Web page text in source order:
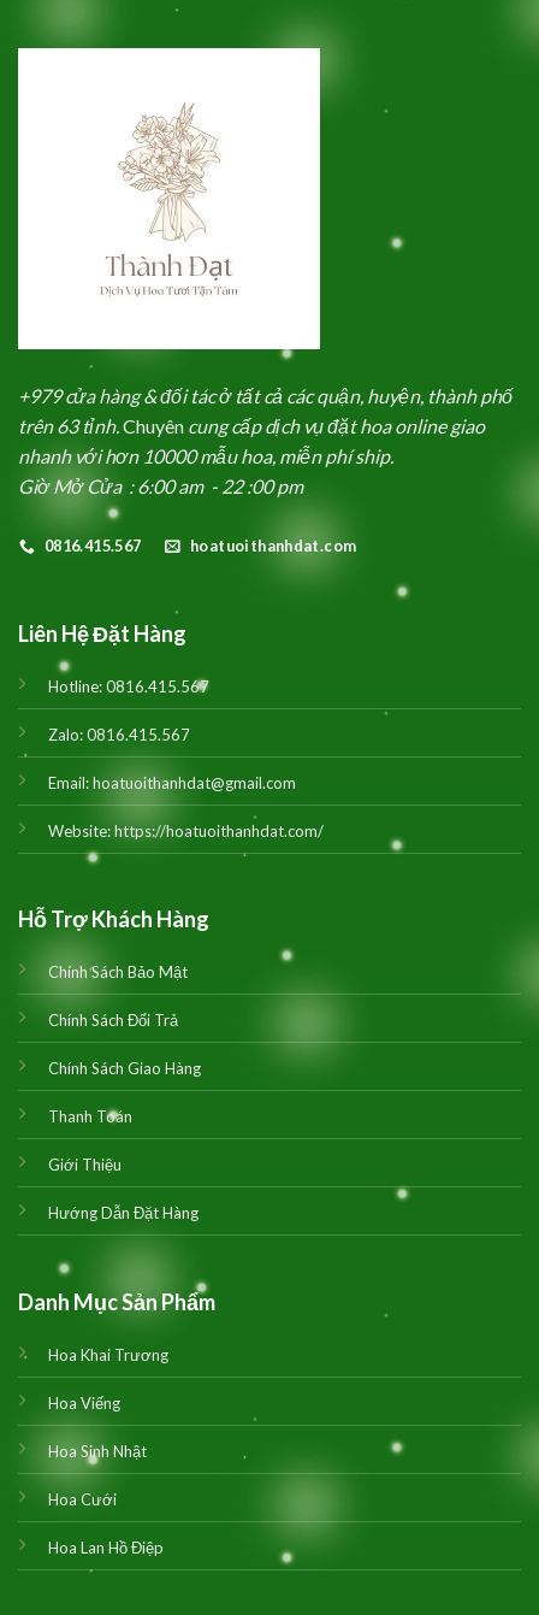
+979 cửa hàng & đối tác ở tất cả các quận, huyện, thành phố
trên 63 tỉnh.Chuyên cung cấp dịch vụ đặt hoa online giao
nhanh với hơn 10000 mẫu hoa, miễn phí ship.
Giờ Mở Cửa : 6:00 am - 22 :00 pm
0816.415.567 hoatuoithanhdat.com
Liên Hệ Đặt Hàng
Hotline:0816.415.567
Zalo:0816.415.567
Email:hoatuoithanhdat@gmail.com
Website:https://hoatuoithanhdat.com/
Hỗ Trợ Khách Hàng
Chính Sách Bảo Mật
Chính Sách Đổi Trả
Chính Sách Giao Hàng
Thanh Toán
Giới Thiệu
Hướng Dẫn Đặt Hàng
Danh Mục Sản Phẩm
Hoa Khai Trương
Hoa Viếng
Hoa Sinh Nhật
Hoa Cưới
Hoa Lan Hồ Điệp